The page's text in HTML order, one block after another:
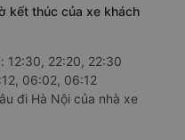
kết thúc của xe khách
12:30, 22:20, 22:30
06:02, 06:12
đi Hà Nội của nhà xe